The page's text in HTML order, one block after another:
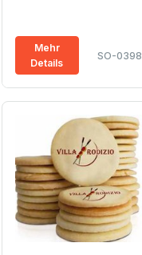
Mehr
Details
SO-0398